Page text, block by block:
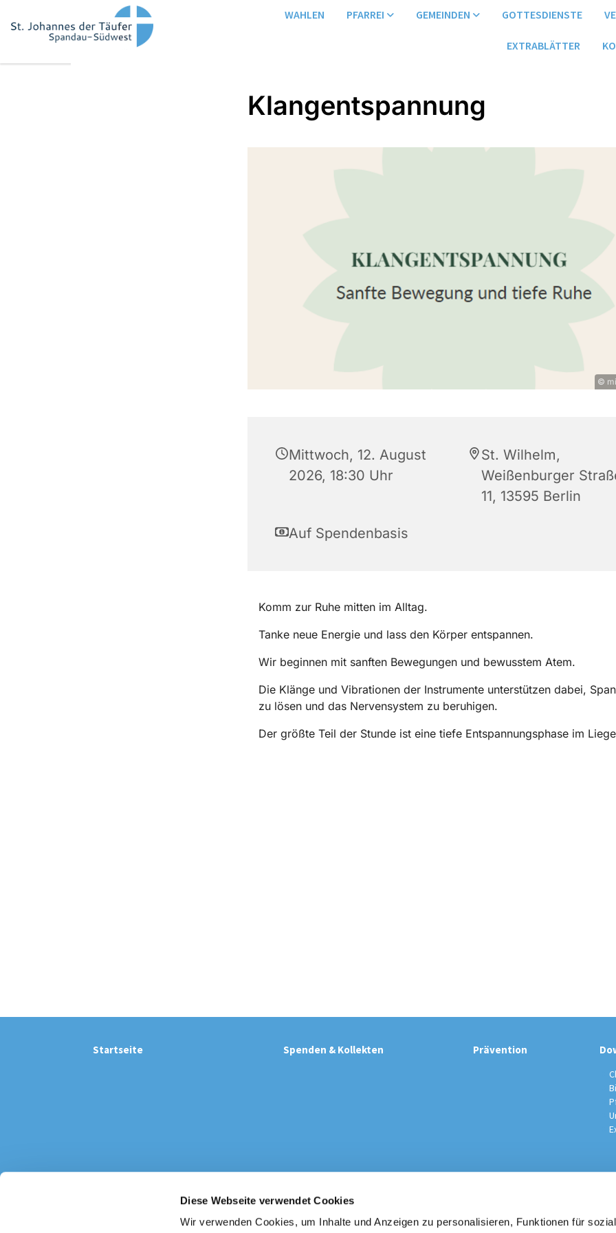
Diese Webseite verwendet Cookies
Wir verwenden Cookies, um Inhalte und Anzeigen zu personalisieren, Funktionen für
WAHLEN PFARREI GEMEINDEN GOTTESDIENSTE
EXTRABLÄTTER
Klangentspannung
©
Mittwoch, 12. August
2026, 18:30 Uhr
St. Wilhelm,
Weißenburger
11, 13595 Berlin
Auf Spendenbasis
Komm zur Ruhe mitten im Alltag.
Tanke neue Energie und lass den Körper entspannen.
Wir beginnen mit sanften Bewegungen und bewusstem Atem.
Die Klänge und Vibrationen der Instrumente unterstützen dabei,
zu lösen und das Nervensystem zu beruhigen.
Der größte Teil der Stunde ist eine tiefe Entspannungsphase im Liege
Startseite Spenden & Kollekten Prävention
Katholische Kirchengemeinde / Pfarrei St. Johannes der Täufer
Am Kiesteich 50, 13589 Berlin